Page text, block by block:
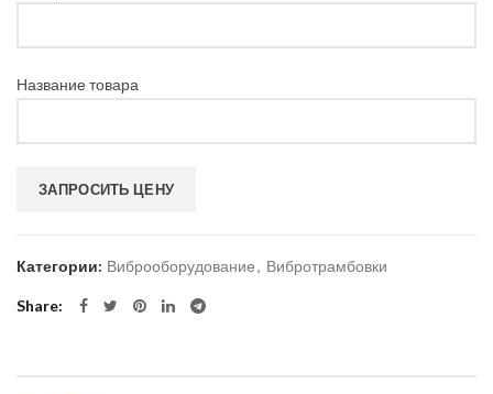
Название товара
Категории: Виброоборудование, Вибротрамбовки
Share